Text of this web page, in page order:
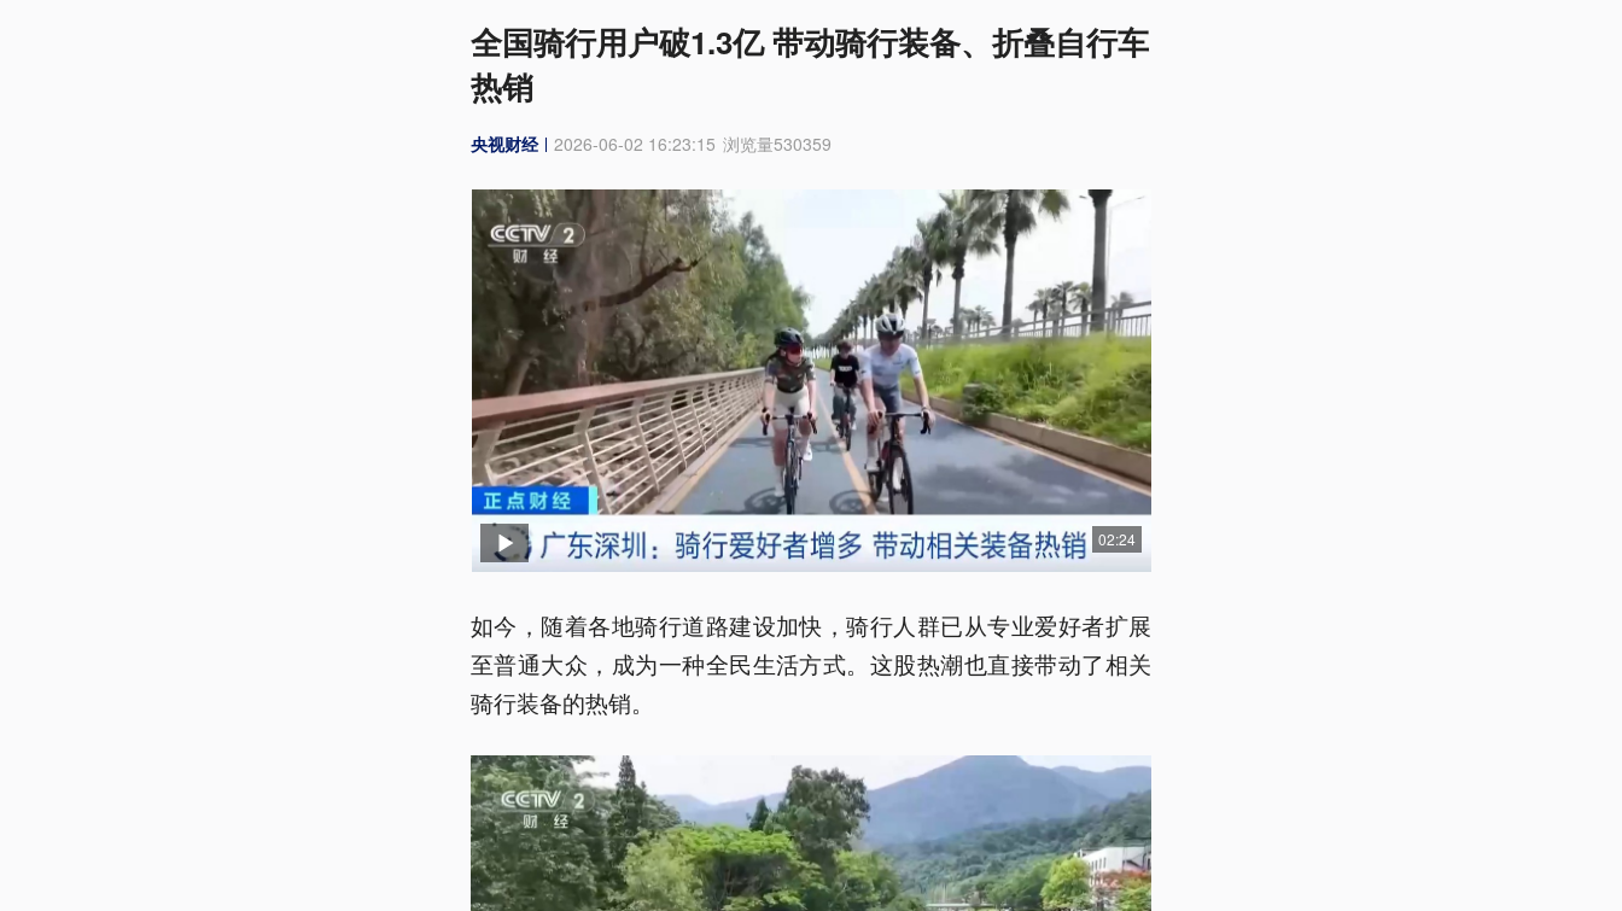
全国骑行用户破1.3亿 带动骑行装备、折叠自行车
热销
央视财经 2026-06-02 16:23:15 浏览量530359
02:24
如今，随着各地骑行道路建设加快，骑行人群已从专业爱好者扩展
至普通大众，成为一种全民生活方式。这股热潮也直接带动了相关
骑行装备的热销。